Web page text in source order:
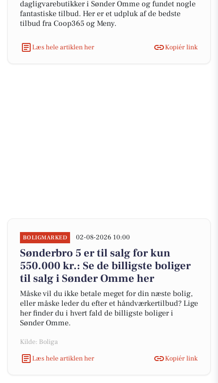
dagligvarebutikker i Sønder Omme og fundet nogle
fantastiske tilbud. Her er et udpluk af de bedste
tilbud fra Coop365 og Meny.
Læs hele artiklen her Kopiér link
BOLIGMARKED 02-08-2026 10:00
Sønderbro 5 er til salg for kun
550.000 kr.: Se de billigste boliger
til salg i Sønder Omme her
Måske vil du ikke betale meget for din næste bolig,
eller måske leder du efter et håndværkertilbud? Lige
her finder du i hvert fald de billigste boliger i
Sønder Omme.
Kilde: Boliga
Læs hele artiklen her
Kopiér link